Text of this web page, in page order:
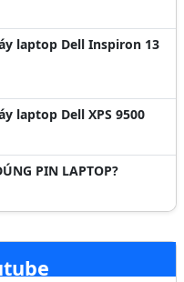
laptop Dell Inspiron 13
laptop Dell XPS 9500
PIN LAPTOP?